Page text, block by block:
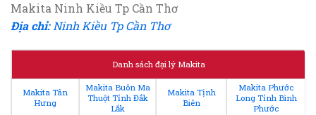
Makita Ninh Kiều Tp Cần Thơ
Địa chỉ:Ninh Kiều Tp Cần Thơ
Danh sách đại lý Makita
Makita Tân
Hưng
Makita Buôn Ma
Thuột Tỉnh Đắk
Lắk
Makita Tịnh
Biên
Makita Phước
Long Tỉnh Bình
Phước